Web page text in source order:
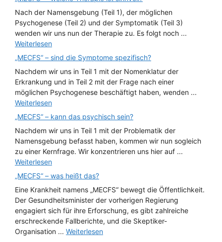
Nach der Namensgebung (Teil 1), der möglichen
Psychogenese (Teil 2) und der Symptomatik (Teil 3)
wenden wir uns nun der Therapie zu. Es folgt noch ...
Weiterlesen
„MECFS“ – sind die Symptome spezifisch?
Nachdem wir uns in Teil 1 mit der Nomenklatur der
Erkrankung und in Teil 2 mit der Frage nach einer
möglichen Psychogenese beschäftigt haben, wenden ...
Weiterlesen
„MECFS“ – kann das psychisch sein?
Nachdem wir uns in Teil 1 mit der Problematik der
Namensgebung befasst haben, kommen wir nun sogleich
zu einer Kernfrage. Wir konzentrieren uns hier auf ...
Weiterlesen
„MECFS“ – was heißt das?
Eine Krankheit namens „MECFS“ bewegt die Öffentlichkeit.
Der Gesundheitsminister der vorherigen Regierung
engagiert sich für ihre Erforschung, es gibt zahlreiche
erschreckende Fallberichte, und die Skeptiker-
Organisation ... Weiterlesen